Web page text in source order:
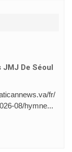
JMJ De Séoul
fr/
08/hymne...